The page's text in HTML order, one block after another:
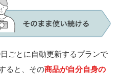
ごとに自動更新するプランで
ると、その商品が自分自身の